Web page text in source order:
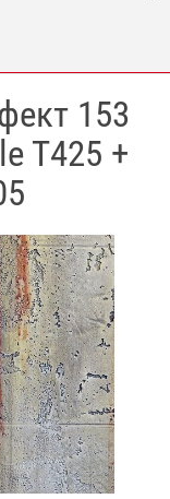
153
T425 +